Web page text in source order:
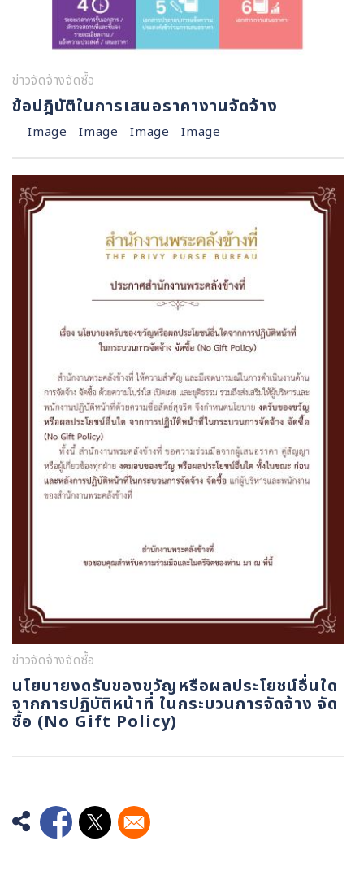
ข่าวจัดจ้างจัดซื้อ
ข้อปฎิบัติในการเสนอราคางานจัดจ้าง
Image Image Image Image
ข่าวจัดจ้างจัดซื้อ
นโยบายงดรับของขวัญหรือผลประโยชน์อื่นใด
จากการปฏิบัติหน้าที่ ในกระบวนการจัดจ้าง จัด
ซื้อ (No Gift Policy)
Opens in a new window
Opens in a new window